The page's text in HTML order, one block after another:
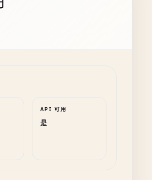
API 可用
是